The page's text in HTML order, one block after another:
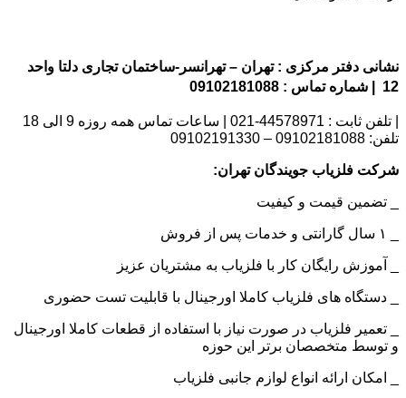
نشانی دفتر مرکزی : تهران – تهرانسر-ساختمان تجاری دلتا واحد
12 | شماره تماس : 09102181088
| تلفن ثابت : 44578971-021 | ساعات تماس همه روزه 9 الی 18
تلفن: 09102181088 – 09102191330
شرکت فلزیاب جویندگان تهران:
_ تضمین قیمت و کیفیت
_ آموزش رایگان کار با فلزیاب به مشتریان عزیز
_ دستگاه های فلزیاب کاملا اورجینال با قابلیت تست حضوری
_ تعمیر فلزیاب در صورت نیاز با استفاده از قطعات کاملا اورجینال
و توسط متخصصان برتر این حوزه
_ امکان ارائه انواع لوازم جانبی فلزیاب